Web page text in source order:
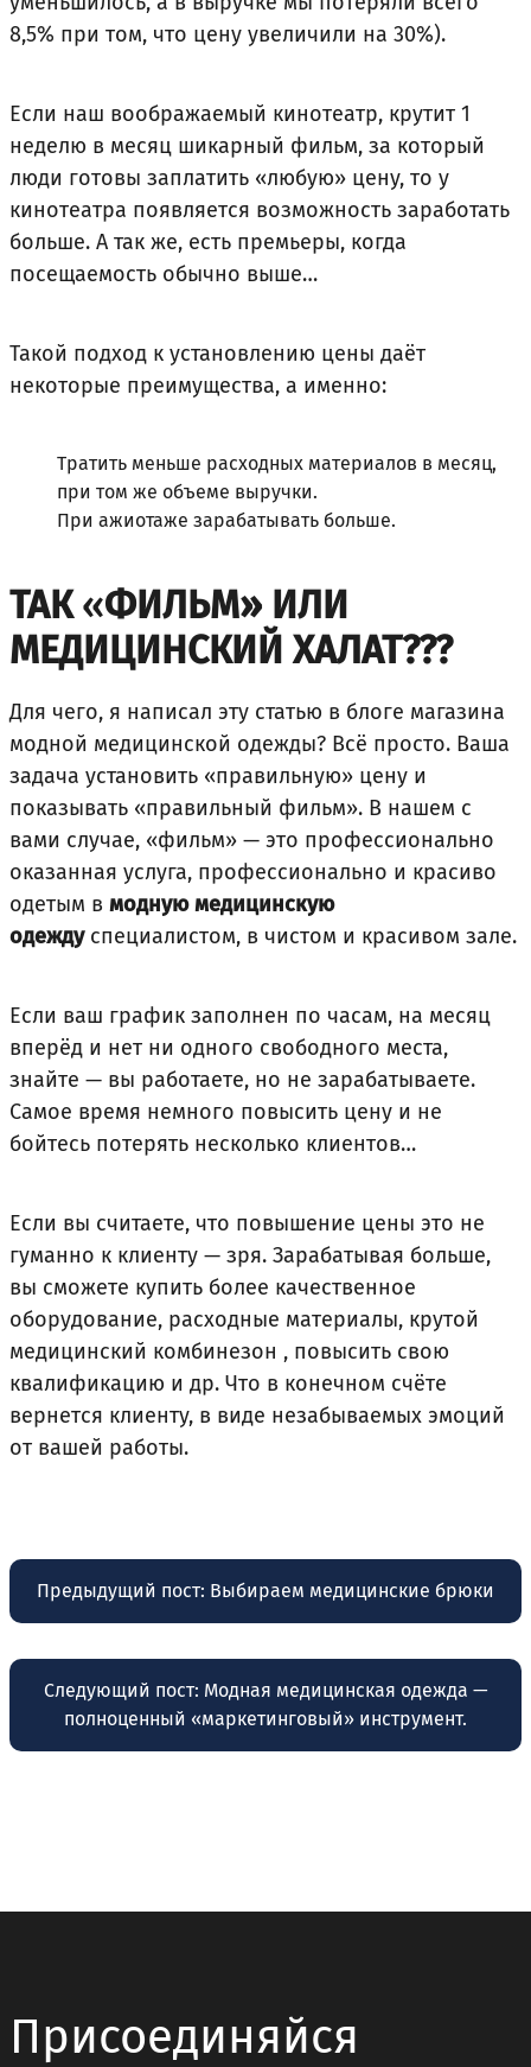
8,5% при том, что цену увеличили на 30%).
Если наш воображаемый кинотеатр, крутит 1
неделю в месяц шикарный фильм, за который
люди готовы заплатить «любую» цену, то у
кинотеатра появляется возможность заработать
больше. А так же, есть премьеры, когда
посещаемость обычно выше…
Такой подход к установлению цены даёт
некоторые преимущества, а именно:
Тратить меньше расходных материалов в месяц,
при том же объеме выручки.
При ажиотаже зарабатывать больше.
ТАК«ФИЛЬМ» ИЛИ
МЕДИЦИНСКИЙ ХАЛАТ???
Для чего, я написал эту статью в блоге магазина
модной медицинской одежды? Всё просто. Ваша
задача установить «правильную» цену и
показывать «правильный фильм». В нашем с
вами случае, «фильм» — это профессионально
оказанная услуга, профессионально и красиво
одетым в модную медицинскую
одеждуспециалистом, в чистом и красивом зале.
Если ваш график заполнен по часам, на месяц
вперёд и нет ни одного свободного места,
знайте — вы работаете, но не зарабатываете.
Самое время немного повысить цену и не
бойтесь потерять несколько клиентов…
Если вы считаете, что повышение цены это не
гуманно к клиенту — зря. Зарабатывая больше,
вы сможете купить более качественное
оборудование, расходные материалы, крутой
медицинский комбинезон , повысить свою
квалификацию и др. Что в конечном счёте
вернется клиенту, в виде незабываемых эмоций
от вашей работы.
Навигация
по
записям
Предыдущий пост: Выбираем медицинские брюки
Следующий пост: Модная медицинская одежда —
полноценный «маркетинговый» инструмент.
Присоединяйся